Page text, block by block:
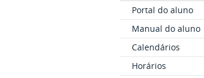
Portal do aluno
Manual do aluno
Calendários
Horários